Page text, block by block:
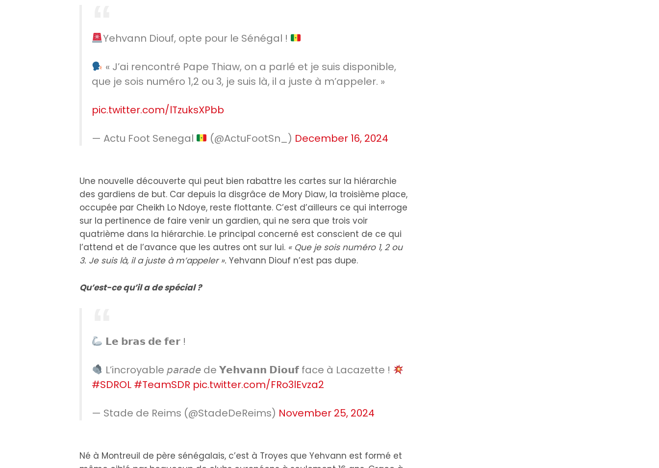
Yehvann Diouf, opte pour le Sénégal !
« J’ai rencontré Pape Thiaw, on a parlé et je suis disponible,
que je sois numéro 1,2 ou 3, je suis là, il a juste à m’appeler. »
pic.twitter.com/lTzuksXPbb
— Actu Foot Senegal (@ActuFootSn_) December 16, 2024
Une nouvelle découverte qui peut bien rabattre les cartes sur la hiérarchie
des gardiens de but. Car depuis la disgrâce de Mory Diaw, la troisième place,
occupée par Cheikh Lo Ndoye, reste flottante. C’est d’ailleurs ce qui interroge
sur la pertinence de faire venir un gardien, qui ne sera que trois voir
quatrième dans la hiérarchie. Le principal concerné est conscient de ce qui
l’attend et de l’avance que les autres ont sur lui. « Que je sois numéro 1, 2 ou
3. Je suis là, il a juste à m’appeler ». Yehvann Diouf n’est pas dupe.
Qu’est-ce qu’il a de spécial ?
𝗟𝗲 𝗯𝗿𝗮𝘀 𝗱𝗲 𝗳𝗲𝗿 !
L’incroyable 𝘱𝘢𝘳𝘢𝘥𝘦 de 𝗬𝗲𝗵𝘃𝗮𝗻𝗻 𝗗𝗶𝗼𝘂𝗳 face à Lacazette !
#SDROL #TeamSDR pic.twitter.com/FRo3lEvza2
— Stade de Reims (@StadeDeReims) November 25, 2024
Né à Montreuil de père sénégalais, c’est à Troyes que Yehvann est formé et